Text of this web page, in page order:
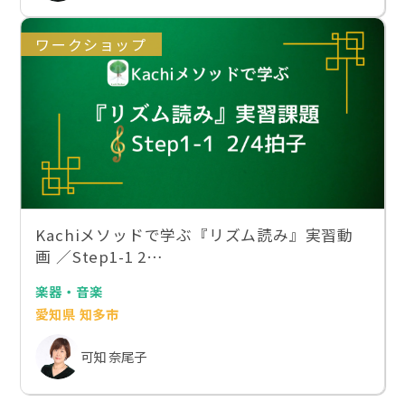
ワークショップ
Kachiメソッドで学ぶ『リズム読み』実習動
画 ／Step1-1 2…
楽器・音楽
愛知県 知多市
可知 奈尾子